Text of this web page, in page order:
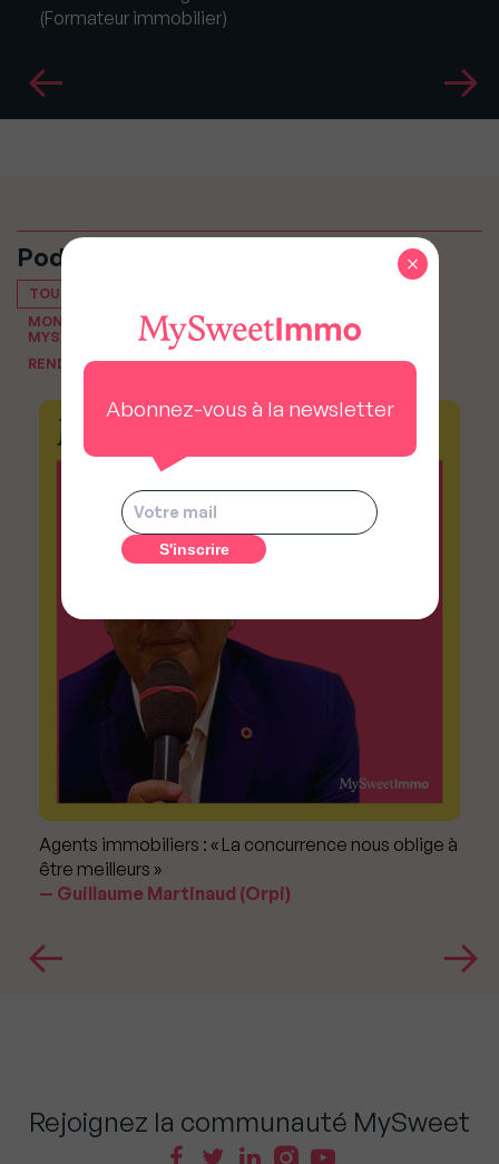
(Formateur immobilier)
Podcasts
TOUT VOIR
MON PODCAST IMMO, LE PODCAST IMMOBILIER DE
MYSWEETIMMO
RENDEZ-VOUS DU NOTAIRE
Agents immobiliers : « La concurrence nous oblige à
être meilleurs »
Guillaume Martinaud (Orpi)
Rejoignez la communauté MySweet
Abonnez-vous à la newsletter
×